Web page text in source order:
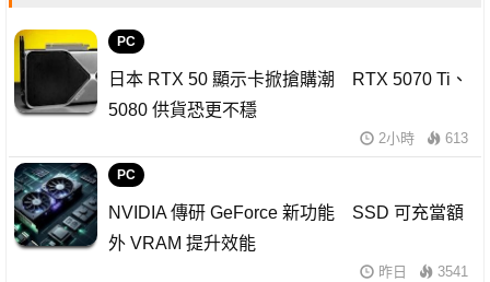
PC
日本 RTX 50 顯示卡掀搶購潮 RTX 5070 Ti、
5080 供貨恐更不穩
2小時 613
PC
NVIDIA 傳研 GeForce 新功能 SSD 可充當額
外 VRAM 提升效能
昨日 3541